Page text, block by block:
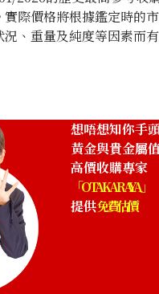
Sv1000) Meiji 100th
實際價格將根據鑑定時的
、重量及純度等因素而
想唔想知你手
黃金與貴金屬
高價收購專家
「OTAKARAYA」
提供免費估價